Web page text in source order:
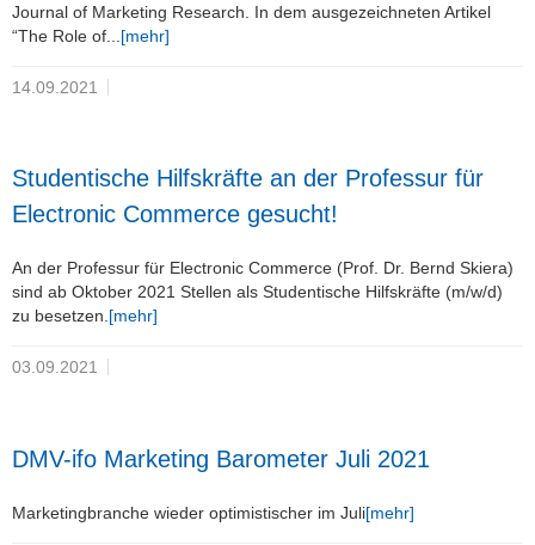
Journal of Marketing Research. In dem ausgezeichneten Artikel
“The Role of... [mehr]
14.09.2021
Studentische Hilfskräfte an der Professur für
Electronic Commerce gesucht!
An der Professur für Electronic Commerce (Prof. Dr. Bernd Skiera)
sind ab Oktober 2021 Stellen als Studentische Hilfskräfte (m/w/d)
zu besetzen. [mehr]
03.09.2021
DMV-ifo Marketing Barometer Juli 2021
Marketingbranche wieder optimistischer im Juli[mehr]